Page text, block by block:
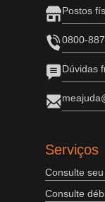
Postos
0800-
Dúvidas
Serviços
Consulte
Consulte